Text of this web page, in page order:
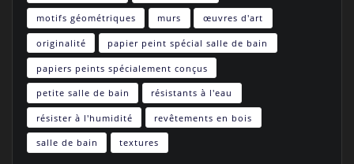
motifs géométriques murs œuvres d'art
originalité papier peint spécial salle de bain
papiers peints spécialement conçus
petite salle de bain résistants à l'eau
résister à l'humidité revêtements en bois
salle de bain textures